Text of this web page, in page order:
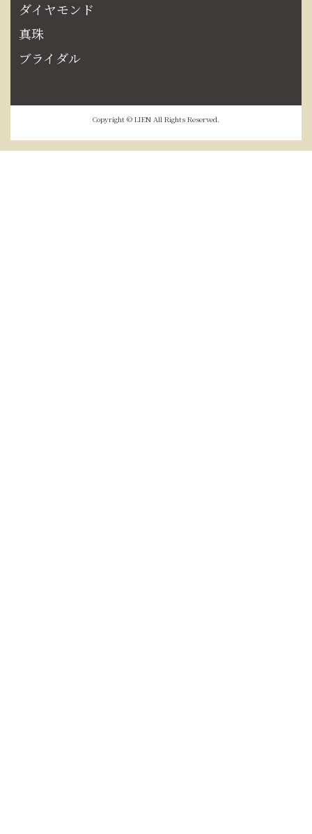
ダイヤモンド
真珠
ブライダル
Copyright © LIEN All Rights Reserved.